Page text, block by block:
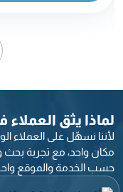
لماذا يثق
لأننا نسهّل على
مكان واحد، مع تجربة
حسب الخدمة والموقع